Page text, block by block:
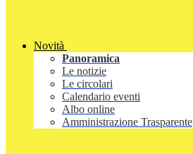
Novità
Panoramica
Le notizie
Le circolari
Calendario eventi
Albo online
Amministrazione Trasparente